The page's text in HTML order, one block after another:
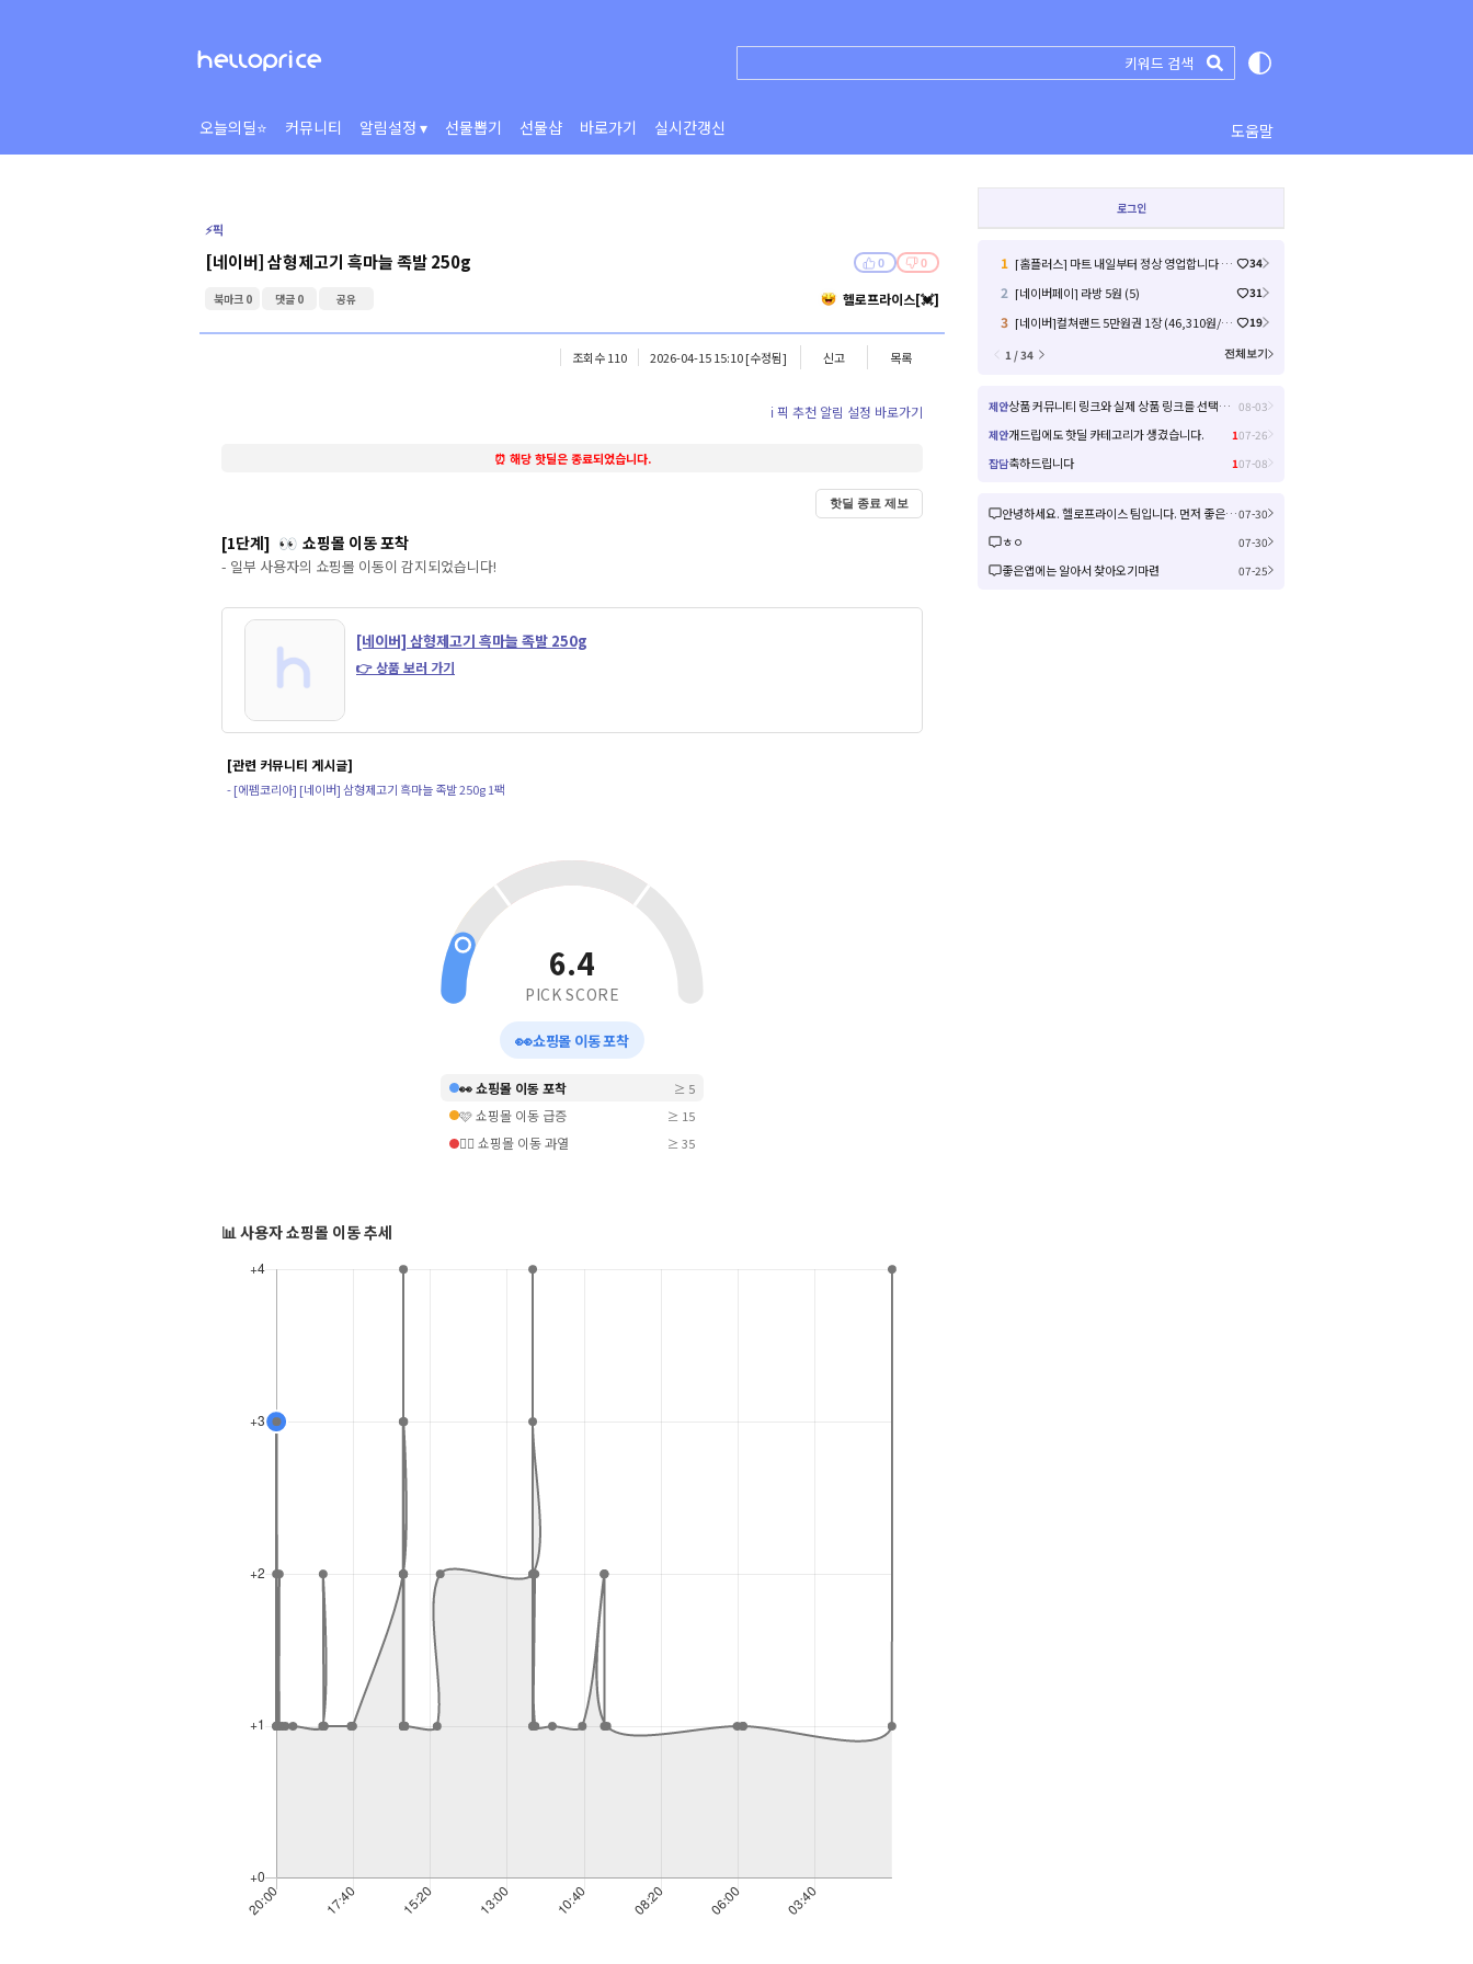
오늘의딜⭐ 커뮤니티 알림설정 ▾ 선물뽑기 선물샵 바로가기 실시간갱신 도움말
⚡️픽
[네이버] 삼형제고기 흑마늘 족발 250g 0 0
북마크 0 댓글 0 공유 헬로프라이스[💓]
조회수 110 2026-04-15 15:10[수정됨] 신고 목록
ℹ️ 픽 추천 알림 설정 바로가기
⏰ 해당 핫딜은 종료되었습니다.
핫딜 종료 제보
[1단계] 👀 쇼핑몰 이동 포착
- 일부 사용자의 쇼핑몰 이동이 감지되었습니다!
[네이버] 삼형제고기 흑마늘 족발 250g
👉 상품 보러 가기
[관련 커뮤니티 게시글]
- [에펨코리아] [네이버] 삼형제고기 흑마늘 족발 250g 1팩
6.4
PICK SCORE
👀쇼핑몰 이동 포착
👀 쇼핑몰 이동 포착 ≥ 5
🩷 쇼핑몰 이동 급증 ≥ 15
❤️‍🔥 쇼핑몰 이동 과열 ≥ 35
📊 사용자 쇼핑몰 이동 추세
로그인
1 [홈플러스] 마트 내일부터 정상 영업합니다 / 익스프레스 금주 전단 (61) 34
2 [네이버페이] 라방 5원 (5) 31
3 [네이버]컬쳐랜드 5만원권 1장 (46,310원/무료)
19
1 / 34
전체보기
제안 상품 커뮤니티 링크와 실제 상품 링크를 선택해서 들어갈 수 있으면 좋을거 같아요! 08-03
제안개드립에도 핫딜 카테고리가 생겼습니다. 107-26
잡담축하드립니다 107-08
안녕하세요. 헬로프라이스 팀입니다. 먼저 좋은 제안을 주셔서 감사합니다! 신규 커뮤니티 연동은 작업이 크게 예상되어 검토 후 진행여부, 진행 시 추가 일정을 공유드리겠습니다! 감사합니다.07-30
ㅎㅇ 07-30
좋은앱에는 알아서 찾아오기마련 07-25